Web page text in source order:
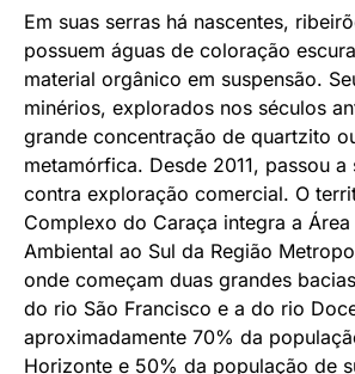
Em suas serras há nascentes,
possuem águas de coloração
material orgânico em suspensão.
minérios, explorados nos séculos
grande concentração de quartzito
metamórfica. Desde 2011, passou
contra exploração comercial. O
Complexo do Caraça integra a
Ambiental ao Sul da Região
onde começam duas grandes
do rio São Francisco e a do rio
aproximadamente 70% da
Horizonte e 50% da população de